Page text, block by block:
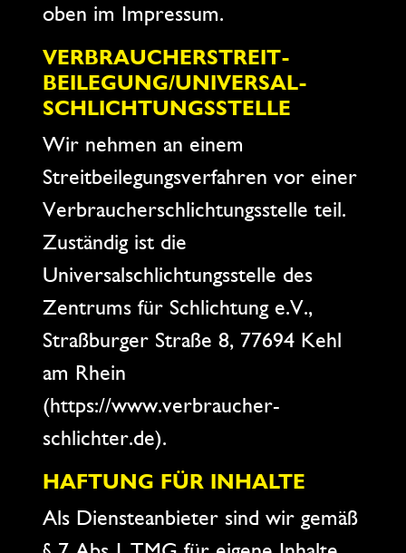
oben im Impressum.
VERBRAUCHER­STREIT­
BEILEGUNG/UNIVERSAL­
SCHLICHTUNGS­STELLE
Wir nehmen an einem
Streitbeilegungsverfahren vor einer
Verbraucherschlichtungsstelle teil.
Zuständig ist die
Universalschlichtungsstelle des
Zentrums für Schlichtung e.V.,
Straßburger Straße 8, 77694 Kehl
am Rhein
(https://www.verbraucher-
schlichter.de).
HAFTUNG FÜR INHALTE
Als Diensteanbieter sind wir gemäß